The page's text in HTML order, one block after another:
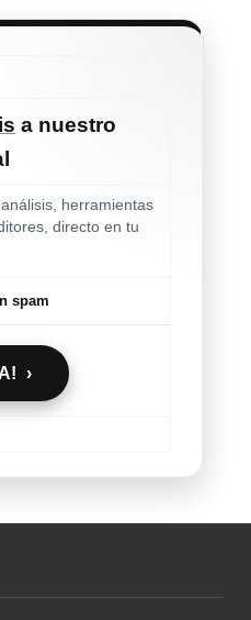
a nuestro
herramientas
directo en tu
spam
›